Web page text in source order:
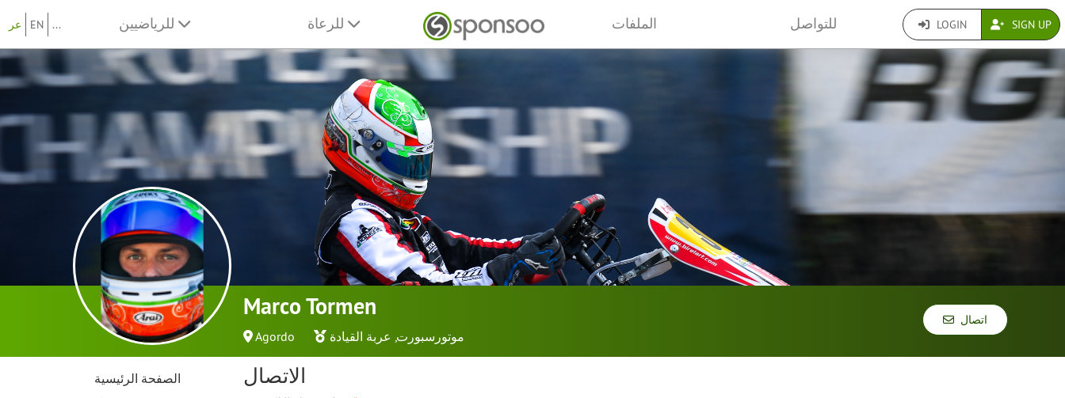
عر EN ... الملفات للتواصل LOGIN SIGN UP
Marco Tormen
Agordo موتورسبورت, عربة القيادة
اتصال
الصفحة الرئيسية
الاتصال